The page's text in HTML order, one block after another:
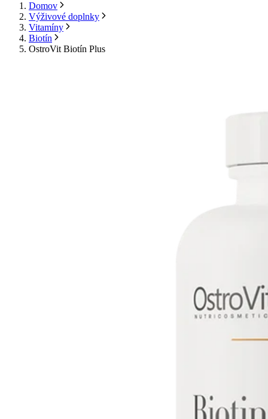
Domov
Výživové doplnky
Vitamíny
Biotín
OstroVit Biotín Plus